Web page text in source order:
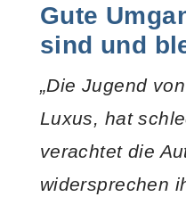
Gute
sind und
„Die Jugend
Luxus, hat
verachtet die
widersprechen